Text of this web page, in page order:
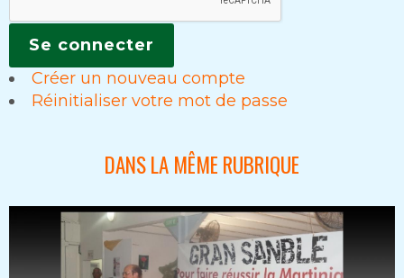
Créer un nouveau compte
Réinitialiser votre mot de passe
DANS LA MÊME RUBRIQUE